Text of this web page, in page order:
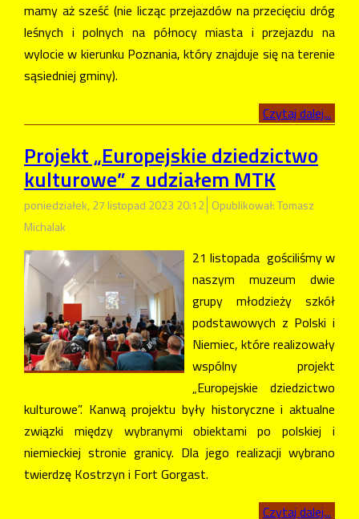
mamy aż sześć (nie licząc przejazdów na przecięciu dróg
leśnych i polnych na północy miasta i przejazdu na
wylocie w kierunku Poznania, który znajduje się na terenie
sąsiedniej gminy).
Czytaj dalej...
Projekt „Europejskie dziedzictwo
kulturowe” z udziałem MTK
poniedziałek, 27 listopad 2023 20:12 Opublikował: Tomasz
Michalak
21 listopada gościliśmy w
naszym muzeum dwie
grupy młodzieży szkół
podstawowych z Polski i
Niemiec, które realizowały
wspólny projekt
„Europejskie dziedzictwo
kulturowe”. Kanwą projektu były historyczne i aktualne
związki między wybranymi obiektami po polskiej i
niemieckiej stronie granicy. Dla jego realizacji wybrano
twierdzę Kostrzyn i Fort Gorgast.
Czytaj dalej...